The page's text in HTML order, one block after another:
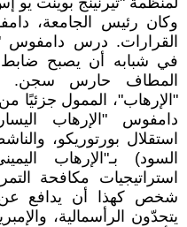
وكان رئيس الجامعة،
القرارات. درس دامفوس
في شبابه أن يصبح
المطاف حارس سجن.
"الإرهاب"، الممول جزئيًا
دامفوس "الإرهاب
استقلال بورتوريكو،
السود) بـ"الإرهاب
استراتيجيات مكافحة
شخص كهذا أن يدافع عن
يتحدّون الرأسمالية،